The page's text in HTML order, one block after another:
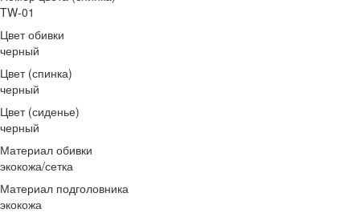
TW-01
Цвет обивки
черный
Цвет (спинка)
черный
Цвет (сиденье)
черный
Материал обивки
экокожа/сетка
Материал подголовника
экокожа